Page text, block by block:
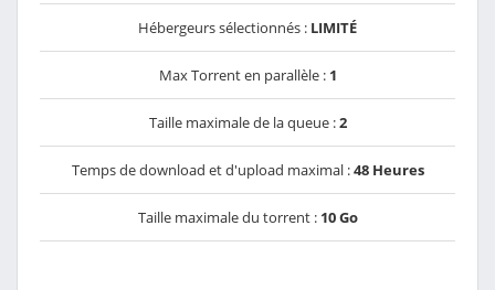
Hébergeurs sélectionnés : LIMITÉ
Max Torrent en parallèle : 1
Taille maximale de la queue :2
Temps de download et d'upload maximal :48 Heures
Taille maximale du torrent : 10 Go